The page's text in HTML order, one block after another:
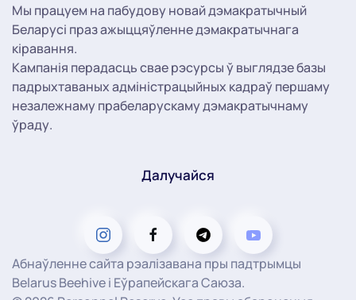
Мы працуем на пабудову новай дэмакратычный
Беларусі праз ажыццяўленне дэмакратычнага
кіравання.
Кампанія перадасць свае рэсурсы ў выглядзе базы
падрыхтаваных адміністрацыйных кадраў першаму
незалежнаму прабеларускаму дэмакратычнаму
ўраду.
Далучайся
Абнаўленне сайта рэалізавана пры падтрымцы
Belarus Beehive і Еўрапейскага Саюза.